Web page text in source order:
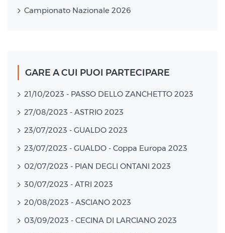
Campionato Nazionale 2026
GARE A CUI PUOI PARTECIPARE
21/10/2023 - PASSO DELLO ZANCHETTO 2023
27/08/2023 - ASTRIO 2023
23/07/2023 - GUALDO 2023
23/07/2023 - GUALDO - Coppa Europa 2023
02/07/2023 - PIAN DEGLI ONTANI 2023
30/07/2023 - ATRI 2023
20/08/2023 - ASCIANO 2023
03/09/2023 - CECINA DI LARCIANO 2023